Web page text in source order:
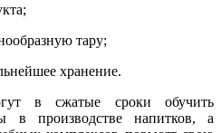
тару;
хранение.
в сжатые сроки обучить
в производстве напитков, а